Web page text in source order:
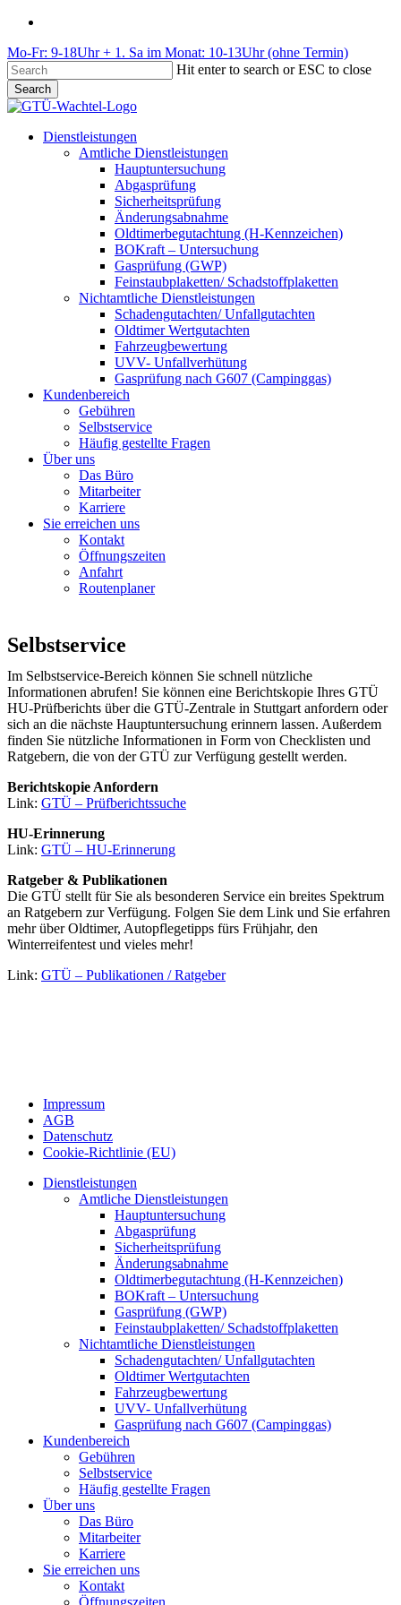
Skip
main
content
Mo-Fr: 9-18Uhr + 1. Sa im Monat: 10-13Uhr (ohne Termin)
Hit enter to search or ESC to close
Search
Close
Menu
Dienstleistungen
Amtliche Dienstleistungen
Hauptuntersuchung
Abgasprüfung
Sicherheitsprüfung
Änderungsabnahme
Oldtimerbegutachtung (H-Kennzeichen)
BOKraft – Untersuchung
Gasprüfung (GWP)
Feinstaubplaketten/ Schadstoffplaketten
Nichtamtliche Dienstleistungen
Schadengutachten/ Unfallgutachten
Oldtimer Wertgutachten
Fahrzeugbewertung
UVV- Unfallverhütung
Gasprüfung nach G607 (Campinggas)
Kundenbereich
Gebühren
Selbstservice
Häufig gestellte Fragen
Über uns
Das Büro
Mitarbeiter
Karriere
Sie erreichen uns
Kontakt
Öffnungszeiten
Anfahrt
Routenplaner
Selbstservice
Im Selbstservice-Bereich können Sie schnell nützliche
Informationen abrufen! Sie können eine Berichtskopie Ihres GTÜ
HU-Prüfberichts über die GTÜ-Zentrale in Stuttgart anfordern oder
sich an die nächste Hauptuntersuchung erinnern lassen. Außerdem
finden Sie nützliche Informationen in Form von Checklisten und
Ratgebern, die von der GTÜ zur Verfügung gestellt werden.
Berichtskopie Anfordern
Link: GTÜ – Prüfberichtssuche
HU-Erinnerung
Link: GTÜ – HU-Erinnerung
Ratgeber & Publikationen
Die GTÜ stellt für Sie als besonderen Service ein breites Spektrum
an Ratgebern zur Verfügung. Folgen Sie dem Link und Sie erfahren
mehr über Oldtimer, Autopflegetipps fürs Frühjahr, den
Winterreifentest und vieles mehr!
Link: GTÜ – Publikationen / Ratgeber
Impressum
AGB
Datenschutz
Cookie-Richtlinie (EU)
Close
Dienstleistungen
Amtliche Dienstleistungen
Hauptuntersuchung
Abgasprüfung
Sicherheitsprüfung
Änderungsabnahme
Oldtimerbegutachtung (H-Kennzeichen)
BOKraft – Untersuchung
Gasprüfung (GWP)
Feinstaubplaketten/ Schadstoffplaketten
Nichtamtliche Dienstleistungen
Schadengutachten/ Unfallgutachten
Oldtimer Wertgutachten
Fahrzeugbewertung
UVV- Unfallverhütung
Gasprüfung nach G607 (Campinggas)
Kundenbereich
Gebühren
Selbstservice
Häufig gestellte Fragen
Über uns
Das Büro
Mitarbeiter
Karriere
Sie erreichen uns
Kontakt
Öffnungszeiten